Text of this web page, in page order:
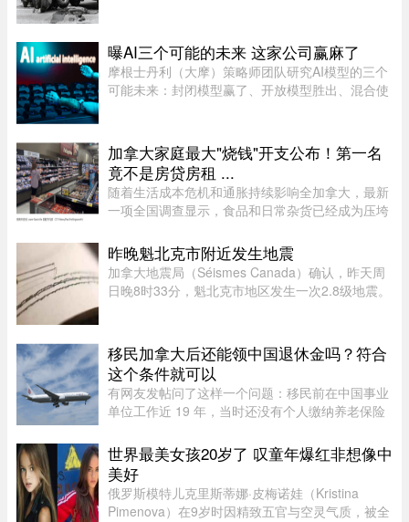
今年死亡人数明显下降。统计显 ...
曝AI三个可能的未来 这家公司赢麻了
摩根士丹利（大摩）策略师团队研究AI模型的三个
可能未来：封闭模型赢了、开放模型胜出、混合使
布的分析研究，指出AI市场 ...
加拿大家庭最大"烧钱"开支公布！第一名
竟不是房贷房租 ...
随着生活成本危机和通胀持续影响全加拿大，最新
一项全国调查显示，食品和日常杂货已经成为压垮
Narrative Research发布的调查发现，76%的加拿
大人表示，食品和杂货开支对家 ...
昨晚魁北克市附近发生地震
加拿大地震局（Séismes Canada）确认，昨天周
日晚8时33分，魁北克市地区发生一次2.8级地震。
动，形容感觉像打雷或重型车 ...
移民加拿大后还能领中国退休金吗？符合
这个条件就可以
有网友发帖问了这样一个问题：移民前在中国事业
单位工作近 19 年，当时还没有个人缴纳养老保险
资格领国内退休金？这个问题戳到了很多中年移民
的痛处。在加拿大生活久了 ...
世界最美女孩20岁了 叹童年爆红非想像中
美好
俄罗斯模特儿克里斯蒂娜·皮梅诺娃（Kristina
Pimenova）在9岁时因精致五官与空灵气质，被全